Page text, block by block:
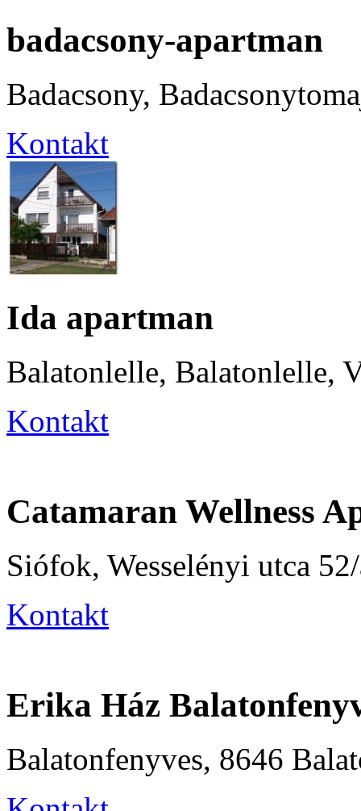
badacsony-apartman
Badacsony,
Kontakt
Ida apartman
Balatonlelle, Balatonlelle,
Kontakt
Catamaran Wellness
Siófok, Wesselényi utca
Kontakt
Erika Ház
Balatonfenyves, 8646